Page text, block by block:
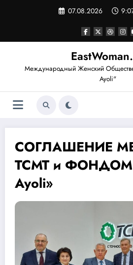
07.08.2026
Международный Женский
Ayoli"
СОГЛАШЕНИЕ
ТСМТ и ФОНДОМ
Ayoli»